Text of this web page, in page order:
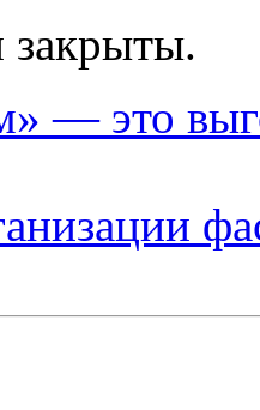
— это